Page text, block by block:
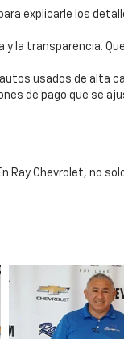
explicarle los
la transparencia.
usados de alta
de pago que se
Ray Chevrolet, no